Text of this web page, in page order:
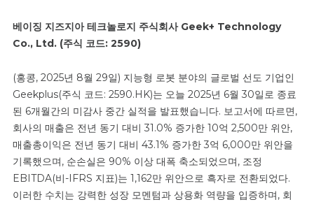
베이징 지즈지아 테크놀로지 주식회사 Geek+ Technology
Co., Ltd. (주식 코드: 2590)
(홍콩, 2025년 8월 29일) 지능형 로봇 분야의 글로벌 선도 기업인
Geekplus(주식 코드: 2590.HK)는 오늘 2025년 6월 30일로 종료
된 6개월간의 미감사 중간 실적을 발표했습니다. 보고서에 따르면,
회사의 매출은 전년 동기 대비 31.0% 증가한 10억 2,500만 위안,
매출총이익은 전년 동기 대비 43.1% 증가한 3억 6,000만 위안을
기록했으며, 순손실은 90% 이상 대폭 축소되었으며, 조정
EBITDA(비-IFRS 지표)는 1,162만 위안으로 흑자로 전환되었다.
이러한 수치는 강력한 성장 모멘텀과 상용화 역량을 입증하며, 회